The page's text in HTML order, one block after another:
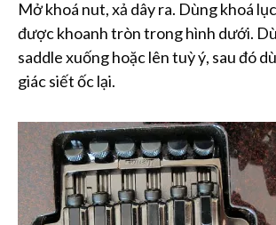
Mở khoá nut, xả dây ra. Dùng khoá
được khoanh tròn trong hình dưới.
saddle xuống hoặc lên tuỳ ý, sau đó
giác siết ốc lại.